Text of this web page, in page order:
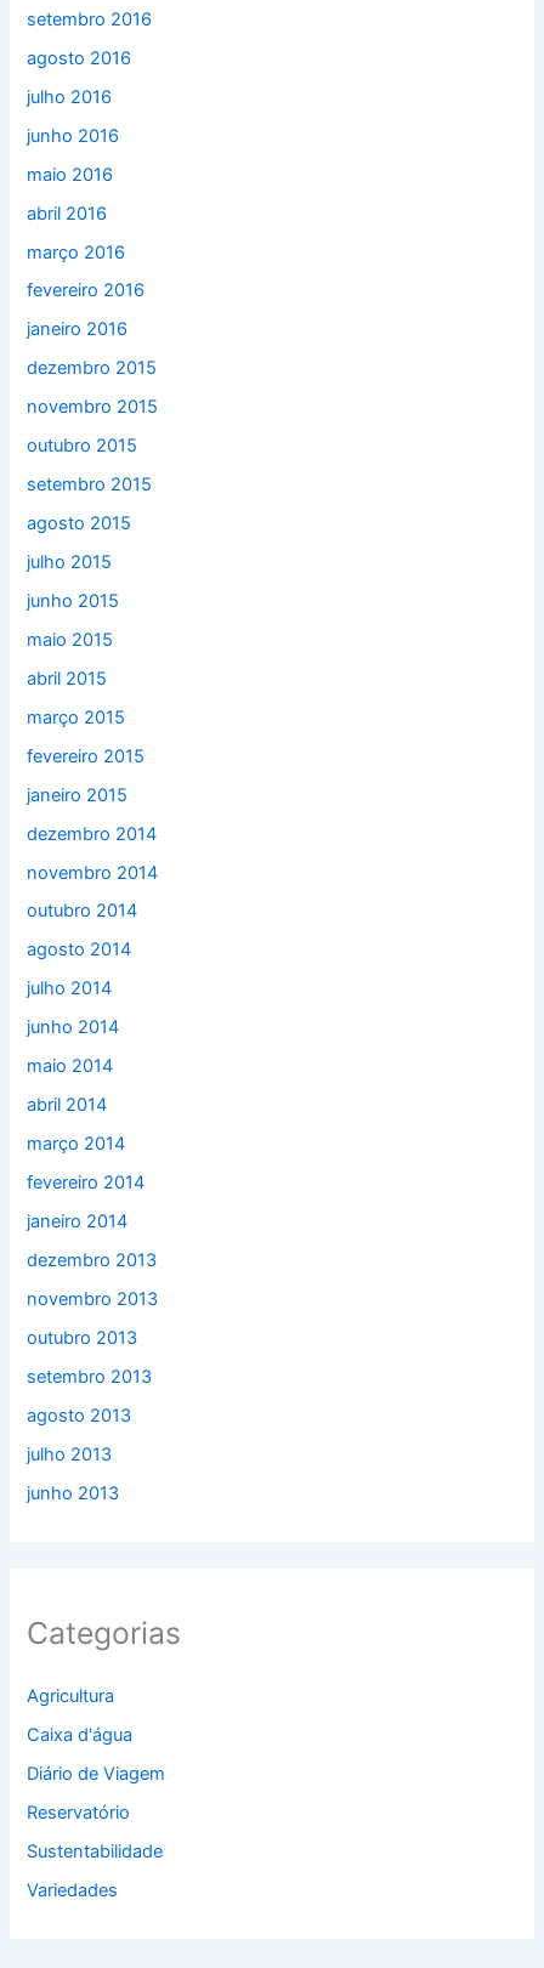
setembro 2016
agosto 2016
julho 2016
junho 2016
maio 2016
abril 2016
março 2016
fevereiro 2016
janeiro 2016
dezembro 2015
novembro 2015
outubro 2015
setembro 2015
agosto 2015
julho 2015
junho 2015
maio 2015
abril 2015
março 2015
fevereiro 2015
janeiro 2015
dezembro 2014
novembro 2014
outubro 2014
agosto 2014
julho 2014
junho 2014
maio 2014
abril 2014
março 2014
fevereiro 2014
janeiro 2014
dezembro 2013
novembro 2013
outubro 2013
setembro 2013
agosto 2013
julho 2013
junho 2013
Categorias
Agricultura
Caixa d'água
Diário de Viagem
Reservatório
Sustentabilidade
Variedades